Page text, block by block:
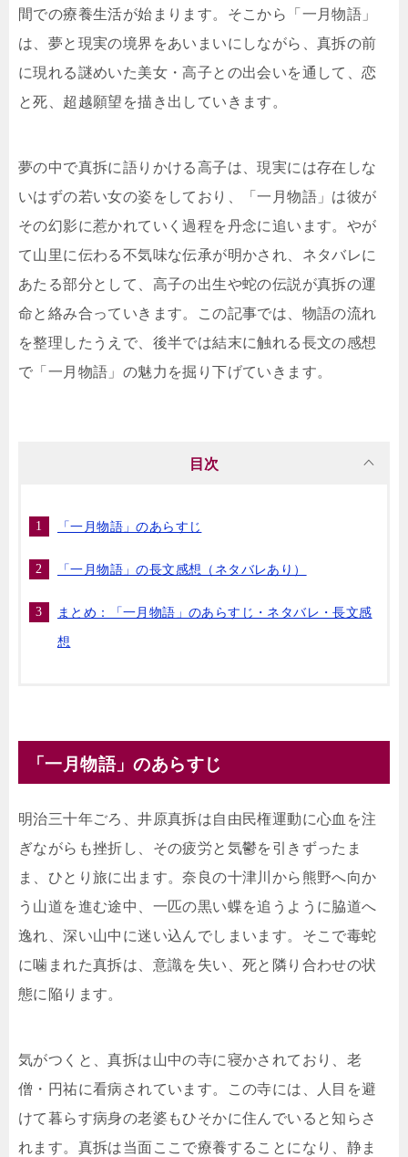
間での療養生活が始まります。そこから「一月物語」
は、夢と現実の境界をあいまいにしながら、真拆の前
に現れる謎めいた美女・高子との出会いを通して、恋
と死、超越願望を描き出していきます。
夢の中で真拆に語りかける高子は、現実には存在しな
いはずの若い女の姿をしており、「一月物語」は彼が
その幻影に惹かれていく過程を丹念に追います。やが
て山里に伝わる不気味な伝承が明かされ、ネタバレに
あたる部分として、高子の出生や蛇の伝説が真拆の運
命と絡み合っていきます。この記事では、物語の流れ
を整理したうえで、後半では結末に触れる長文の感想
で「一月物語」の魅力を掘り下げていきます。
目次
「一月物語」のあらすじ
「一月物語」の長文感想（ネタバレあり）
まとめ：「一月物語」のあらすじ・ネタバレ・長文感
想
「一月物語」のあらすじ
明治三十年ごろ、井原真拆は自由民権運動に心血を注
ぎながらも挫折し、その疲労と気鬱を引きずったま
ま、ひとり旅に出ます。奈良の十津川から熊野へ向か
う山道を進む途中、一匹の黒い蝶を追うように脇道へ
逸れ、深い山中に迷い込んでしまいます。そこで毒蛇
に噛まれた真拆は、意識を失い、死と隣り合わせの状
態に陥ります。
気がつくと、真拆は山中の寺に寝かされており、老
僧・円祐に看病されています。この寺には、人目を避
けて暮らす病身の老婆もひそかに住んでいると知らさ
れます。真拆は当面ここで療養することになり、静ま